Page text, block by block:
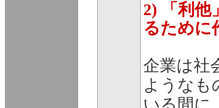
2) 「利他
るために
企業は社
ようなも
いる間に